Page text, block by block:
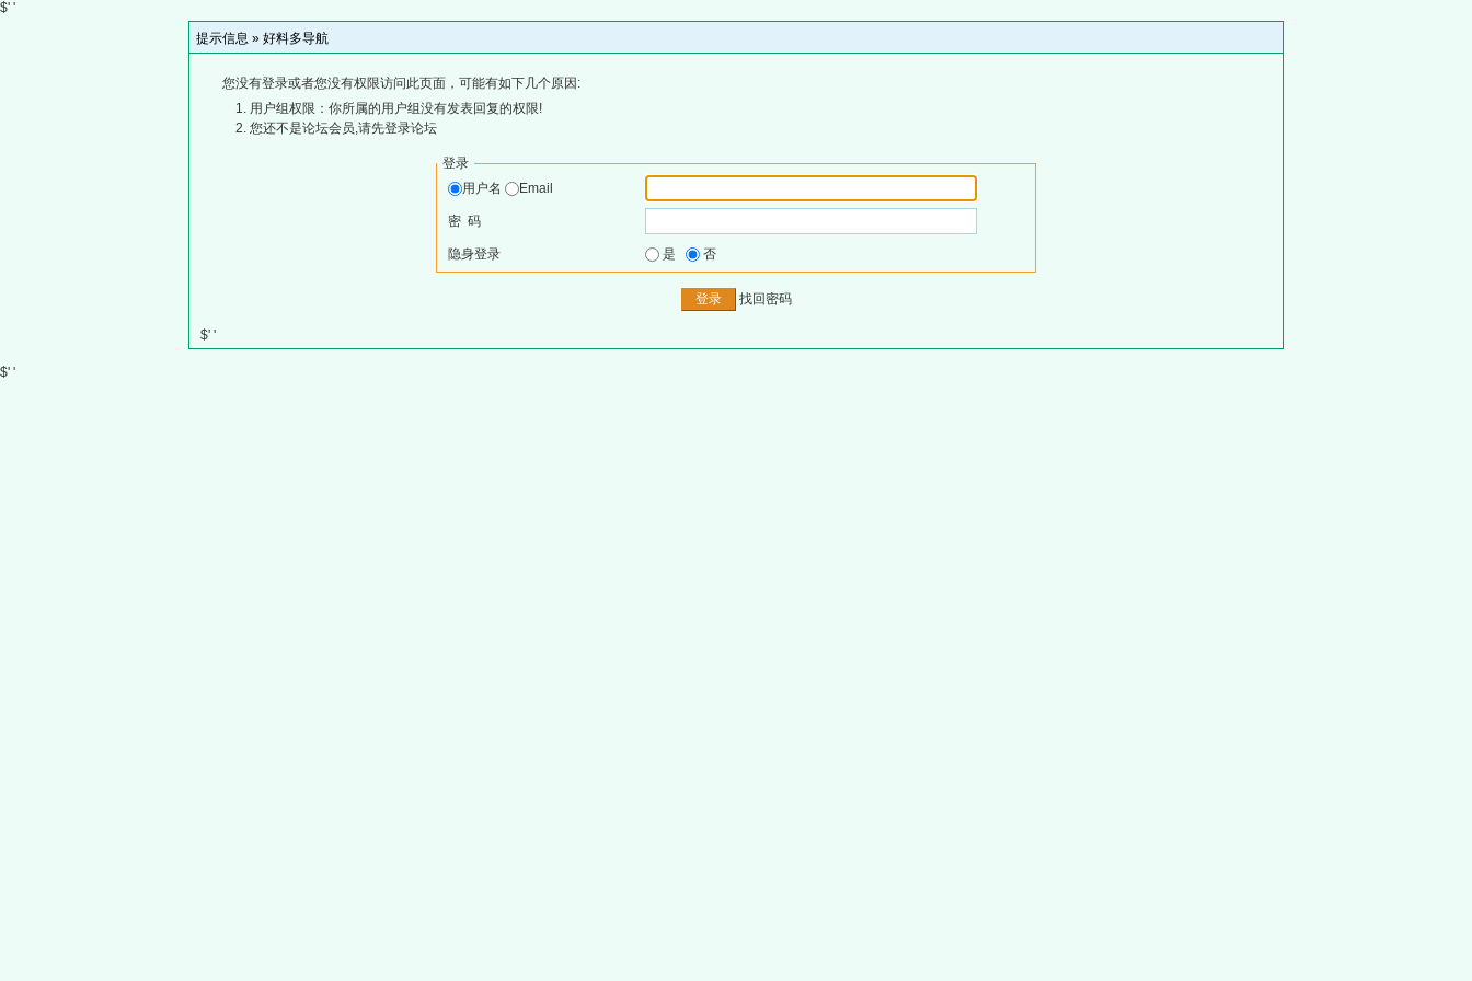
$' '
提示信息 » 好料多导航
您没有登录或者您没有权限访问此页面，可能有如下几个原因:
用户组权限：你所属的用户组没有发表回复的权限!
您还不是论坛会员,请先登录论坛
登录
用户名
Email
密 码
隐身登录 是 否
找回密码
$' '
$' '